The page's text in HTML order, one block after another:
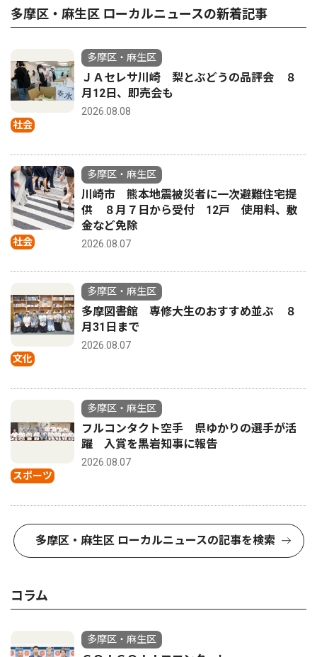
多摩区・麻生区 ローカルニュースの新着記事
社会
多摩区・麻生区
ＪＡセレサ川崎 梨とぶどうの品評会 ８
月12日、即売会も
2026.08.08
社会
多摩区・麻生区
川崎市 熊本地震被災者に一次避難住宅提
供 ８月７日から受付 12戸 使用料、敷
金など免除
2026.08.07
文化
多摩区・麻生区
多摩図書館 専修大生のおすすめ並ぶ ８
月31日まで
2026.08.07
スポーツ
多摩区・麻生区
フルコンタクト空手 県ゆかりの選手が活
躍 入賞を黒岩知事に報告
2026.08.07
多摩区・麻生区 ローカルニュースの記事を検索
コラム
多摩区・麻生区